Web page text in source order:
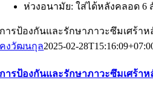
ห่วงอนามัย: ใส่ได้หลังคลอด 6
การป้องกันและรักษาภาวะซึมเศร้า
คงวัฒนกุล2025-02-
การป้องกันและรักษาภาวะซึมเศร้า